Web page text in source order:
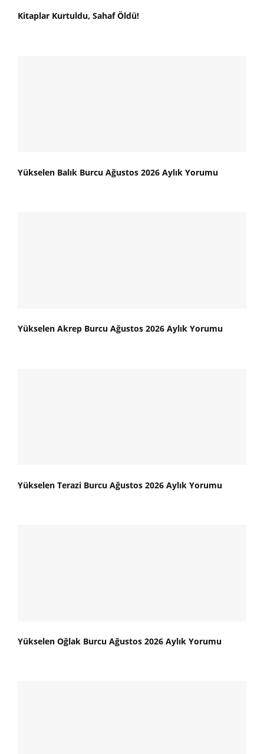
Kitaplar Kurtuldu, Sahaf Öldü!
Yükselen Balık Burcu Ağustos 2026 Aylık Yorumu
Yükselen Akrep Burcu Ağustos 2026 Aylık Yorumu
Yükselen Terazi Burcu Ağustos 2026 Aylık Yorumu
Yükselen Oğlak Burcu Ağustos 2026 Aylık Yorumu